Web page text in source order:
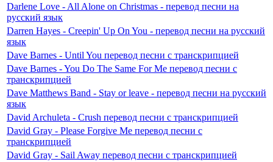
Darlene Love - All Alone on Christmas - перевод песни на
русский язык
Darren Hayes - Creepin' Up On You - перевод песни на русский
язык
Dave Barnes - Until You перевод песни с транскрипцией
Dave Barnes - You Do The Same For Me перевод песни с
транскрипцией
Dave Matthews Band - Stay or leave - перевод песни на русский
язык
David Archuleta - Crush перевод песни с транскрипцией
David Gray - Please Forgive Me перевод песни с
транскрипцией
David Gray - Sail Away перевод песни с транскрипцией